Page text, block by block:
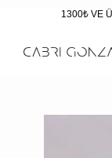
1300₺ VE